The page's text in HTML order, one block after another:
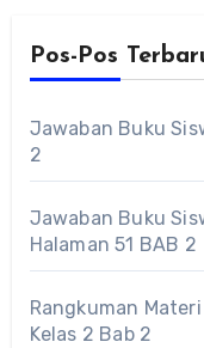
Pos-Pos
Jawaban Buku
2
Jawaban Buku
Halaman 51 BAB 2
Rangkuman
Kelas 2 Bab 2